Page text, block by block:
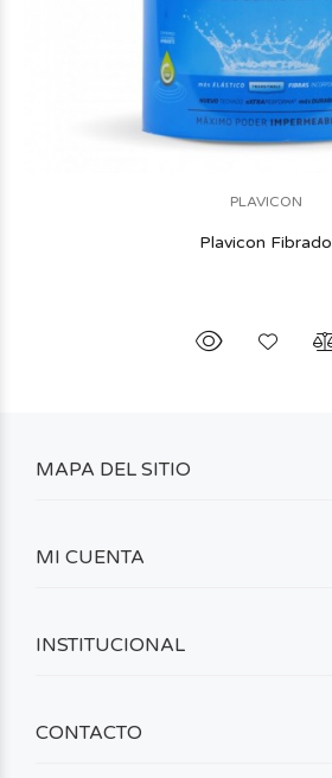
PLAVICON
Plavicon Fibrado
MAPA DEL SITIO
MI CUENTA
INSTITUCIONAL
CONTACTO